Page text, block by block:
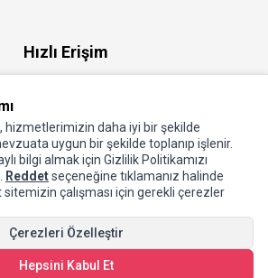
SEPETE EKLE
Hızlı Erişim
Hakkımızda
hizmetlerimizin daha iyi bir şekilde
uygun bir şekilde toplanıp işlenir.
bilgi almak için Gizlilik Politikamızı
Reddetseçeneğine tıklamanız halinde
çalışması için gerekli çerezler
Çerezleri Özelleştir
Hepsini Kabul Et